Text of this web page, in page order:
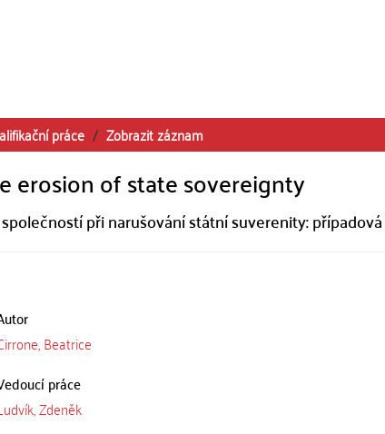
práce Zobrazit záznam
erosion of state sovereignty
při narušování státní suverenity:
Beatrice
práce
Zdeněk